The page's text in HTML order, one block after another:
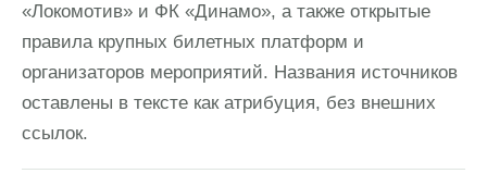
«Локомотив» и ФК «Динамо», а также открытые
правила крупных билетных платформ и
организаторов мероприятий. Названия источников
оставлены в тексте как атрибуция, без внешних
ссылок.